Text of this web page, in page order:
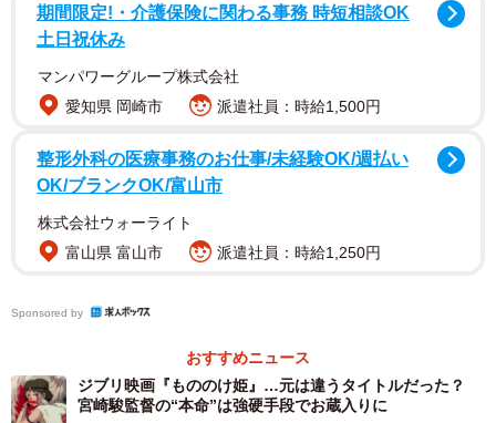
た。
サン役に抜擢された当時は、まだ若手女優だった石田さ
ん。ネット上では現在でも「石田ゆり子、下手」などの感
期間限定!・介護保険に関わる事務 時短相談OK
土日祝休み
マンパワーグループ株式会社
愛知県 岡崎市
派遣社員：時給1,500円
整形外科の医療事務のお仕事/未経験OK/週払い
OK/ブランクOK/富山市
株式会社ウォーライト
富山県 富山市
派遣社員：時給1,250円
Sponsored by
おすすめニュース
ジブリ映画『もののけ姫』…元は違うタイトルだった？
宮崎駿監督の“本命”は強硬手段でお蔵入りに